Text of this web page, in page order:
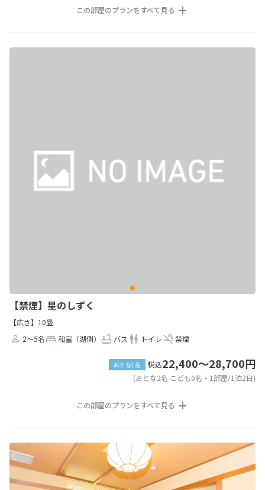
この部屋のプランをすべて見る
【禁煙】星のしずく
【広さ】10畳
2～5名
和室（湖側） バス トイレ 禁煙
おとな1名 税込22,400～28,700円
(おとな2名 こども0名・1部屋/1泊2日)
この部屋のプランをすべて見る